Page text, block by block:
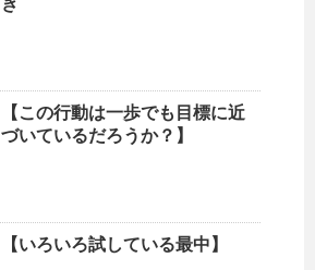
き
【この行動は一歩でも目標に近
づいているだろうか？】
【いろいろ試している最中】